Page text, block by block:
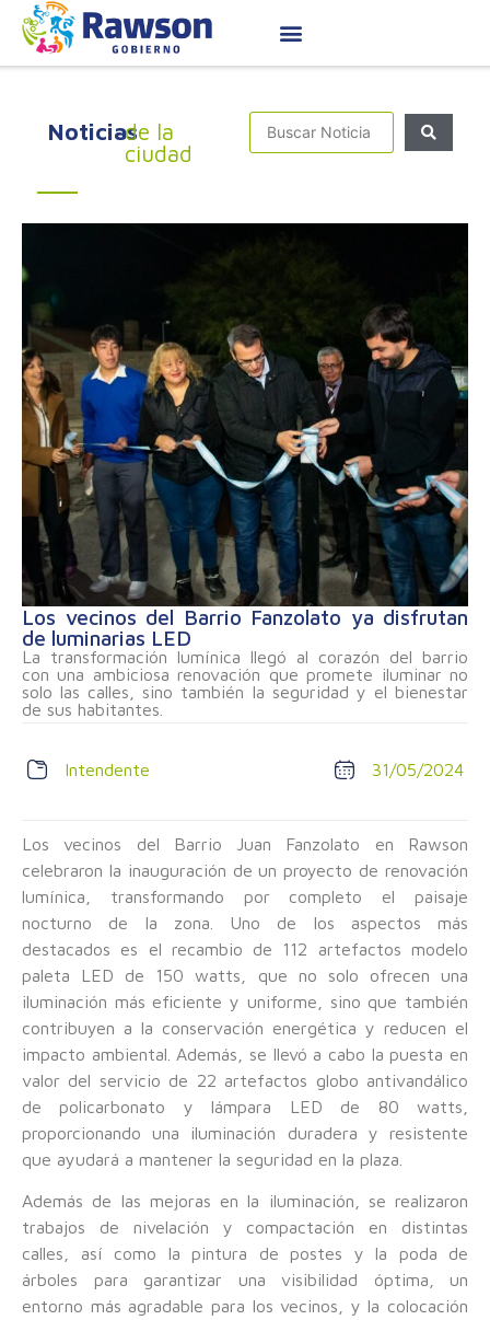
Noticiasde la
ciudad
Los vecinos del Barrio Fanzolato ya disfrutan
de luminarias LED
La transformación lumínica llegó al corazón del barrio
con una ambiciosa renovación que promete iluminar no
solo las calles, sino también la seguridad y el bienestar
de sus habitantes.
Intendente 31/05/2024
Los vecinos del Barrio Juan Fanzolato en Rawson
celebraron la inauguración de un proyecto de renovación
lumínica, transformando por completo el paisaje
nocturno de la zona. Uno de los aspectos más
destacados es el recambio de 112 artefactos modelo
paleta LED de 150 watts, que no solo ofrecen una
iluminación más eficiente y uniforme, sino que también
contribuyen a la conservación energética y reducen el
impacto ambiental. Además, se llevó a cabo la puesta en
valor del servicio de 22 artefactos globo antivandálico
de policarbonato y lámpara LED de 80 watts,
proporcionando una iluminación duradera y resistente
que ayudará a mantener la seguridad en la plaza.
Además de las mejoras en la iluminación, se realizaron
trabajos de nivelación y compactación en distintas
calles, así como la pintura de postes y la poda de
árboles para garantizar una visibilidad óptima, un
entorno más agradable para los vecinos, y la colocación